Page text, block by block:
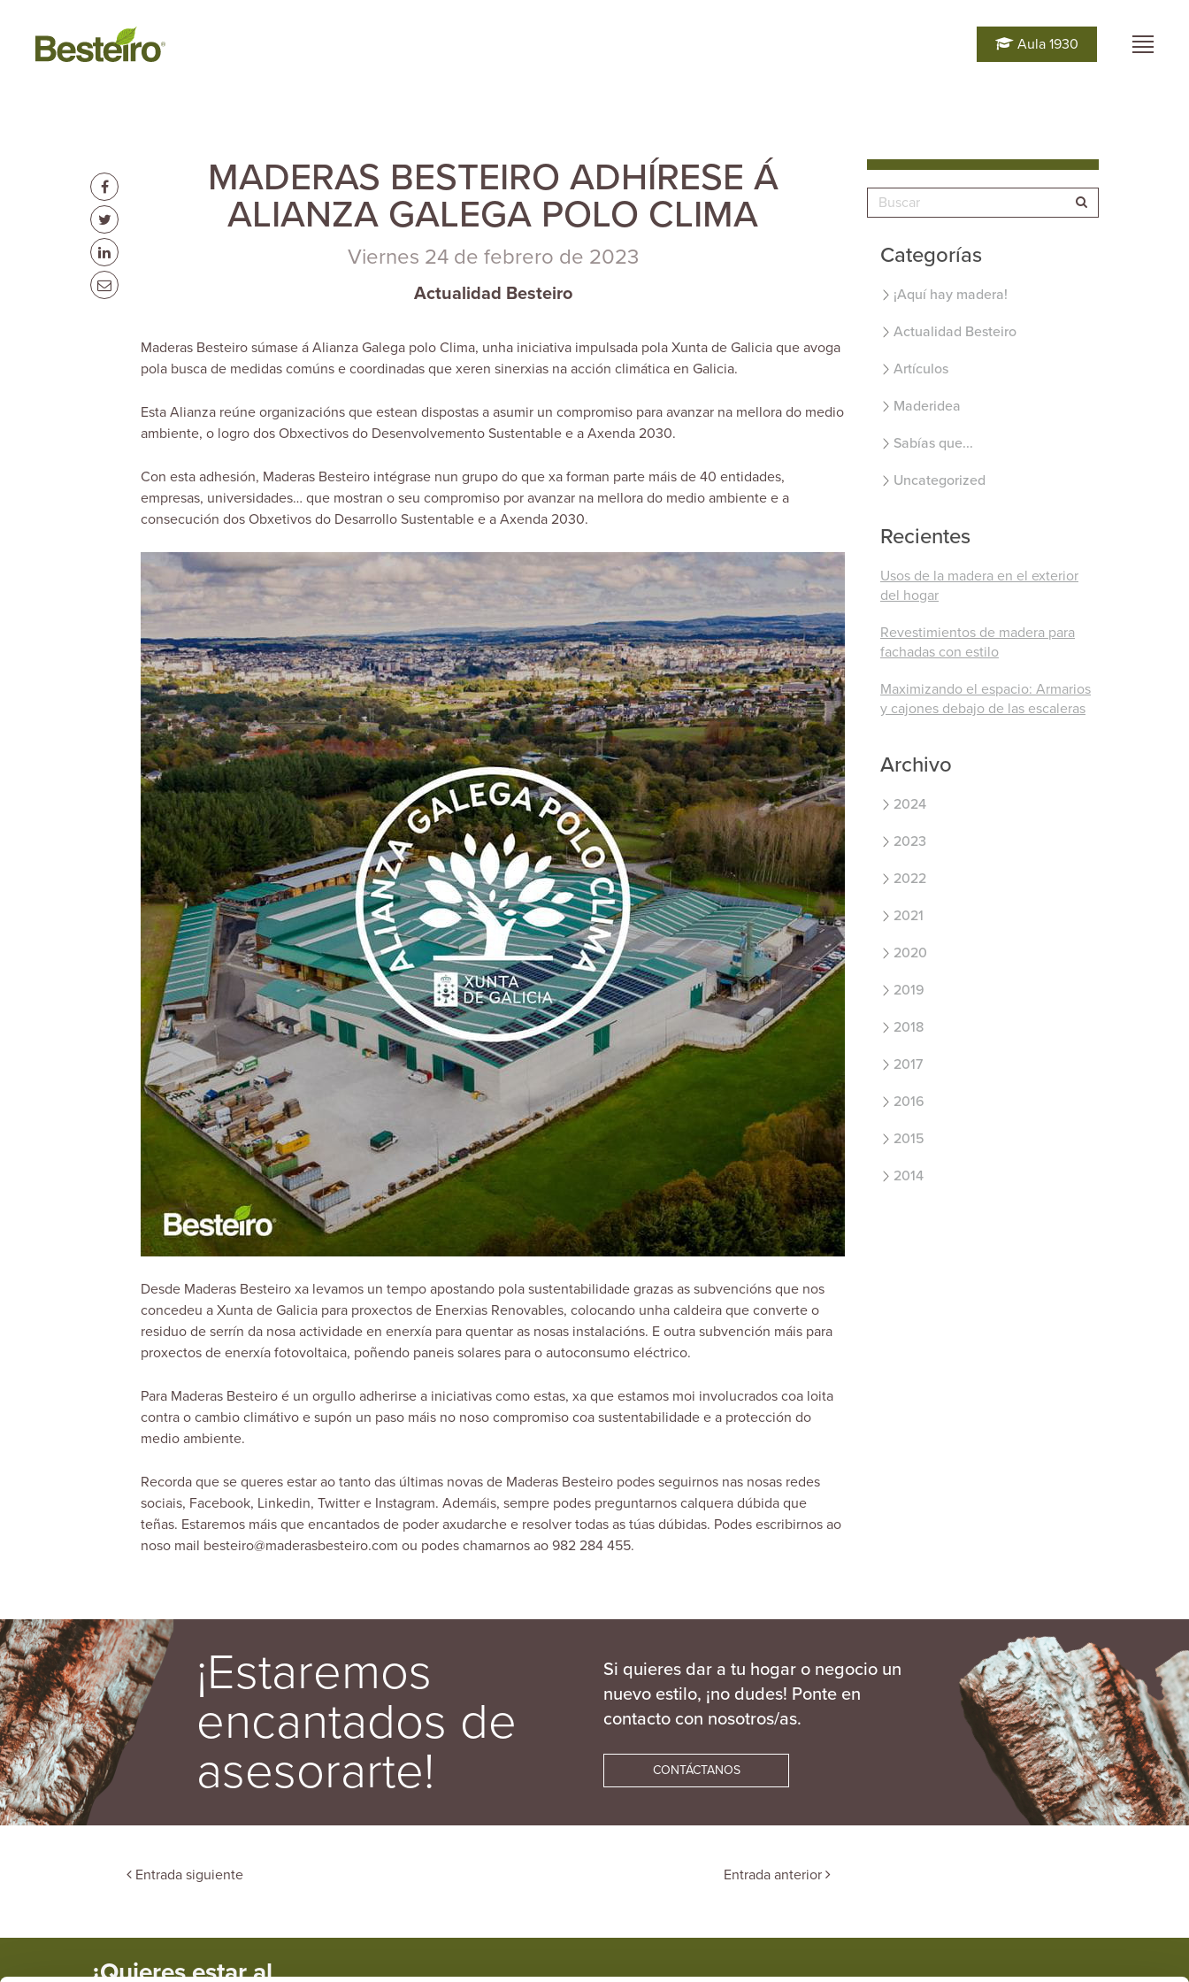
Aula 1930
MADERAS BESTEIRO ADHÍRESE Á
ALIANZA GALEGA POLO CLIMA
Viernes 24 de febrero de 2023
Actualidad Besteiro
Maderas Besteiro súmase á Alianza Galega polo Clima, unha iniciativa impulsada pola Xunta de Galicia que avoga
pola busca de medidas comúns e coordinadas que xeren sinerxias na acción climática en Galicia.
Esta Alianza reúne organizacións que estean dispostas a asumir un compromiso para avanzar na mellora do medio
ambiente, o logro dos Obxectivos do Desenvolvemento Sustentable e a Axenda 2030.
Con esta adhesión, Maderas Besteiro intégrase nun grupo do que xa forman parte máis de 40 entidades,
empresas, universidades… que mostran o seu compromiso por avanzar na mellora do medio ambiente e a
consecución dos Obxetivos do Desarrollo Sustentable e a Axenda 2030.
Desde Maderas Besteiro xa levamos un tempo apostando pola sustentabilidade grazas as subvencións que nos
concedeu a Xunta de Galicia para proxectos de Enerxias Renovables, colocando unha caldeira que converte o
residuo de serrín da nosa actividade en enerxía para quentar as nosas instalacións. E outra subvención máis para
proxectos de enerxía fotovoltaica, poñendo paneis solares para o autoconsumo eléctrico.
Para Maderas Besteiro é un orgullo adherirse a iniciativas como estas, xa que estamos moi involucrados coa loita
contra o cambio climátivo e supón un paso máis no noso compromiso coa sustentabilidade e a protección do
medio ambiente.
Recorda que se queres estar ao tanto das últimas novas de Maderas Besteiro podes seguirnos nas nosas redes
sociais, Facebook, Linkedin, Twitter e Instagram. Ademáis, sempre podes preguntarnos calquera dúbida que
teñas. Estaremos máis que encantados de poder axudarche e resolver todas as túas dúbidas. Podes escribirnos ao
noso mail besteiro@maderasbesteiro.com ou podes chamarnos ao 982 284 455.
Entrada siguiente Entrada anterior
¡Estaremos
encantados de
asesorarte!
Si quieres dar a tu hogar o negocio un
nuevo estilo, ¡no dudes! Ponte en
contacto con nosotros/as.
CONTÁCTANOS
Categorías
¡Aquí hay madera!
Actualidad Besteiro
Artículos
Maderidea
Sabías que...
Uncategorized
Recientes
Usos de la madera en el exterior
del hogar
Revestimientos de madera para
fachadas con estilo
Maximizando el espacio: Armarios
y cajones debajo de las escaleras
Archivo
2024
2023
2022
2021
2020
2019
2018
2017
2016
2015
2014
¿Quieres estar al